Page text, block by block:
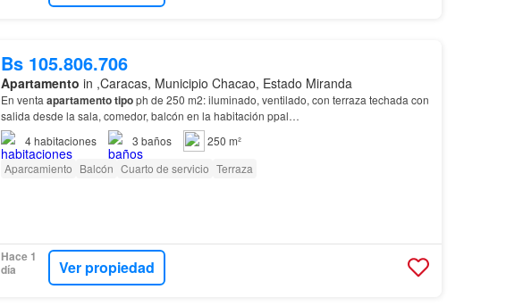
Bs 105.806.706
Apartamento in ,Caracas, Municipio Chacao, Estado Miranda
En venta apartamentotipoph de 250 m2: iluminado, ventilado, con terraza techada con
salida desde la sala, comedor, balcón en la habitación ppal…
4habitaciones 3 baños
250 m²
Aparcamiento Balcón Cuarto de servicio Terraza
Hace 1
día
Ver propiedad